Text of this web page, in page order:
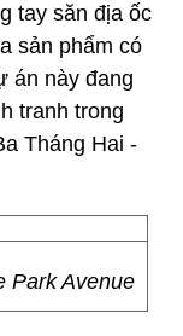
tay săn địa ốc
sản phẩm có
án này đang
tranh trong
Tháng Hai -
Park Avenue